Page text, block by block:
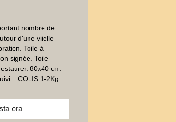
nombre de
d'une viielle
Toile à
signée. Toile
80x40 cm.
: COLIS 1-2Kg
ora